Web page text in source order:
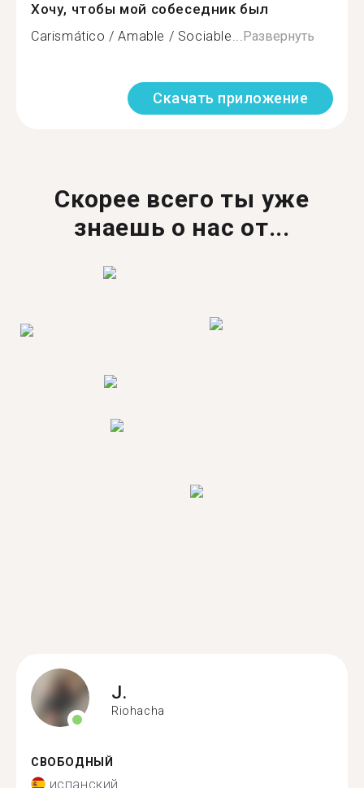
Хочу, чтобы мой собеседник был
Carismático / Amable / Sociable...Развернуть
Скачать приложение
Скорее всего ты уже
знаешь о нас от...
J.
Riohacha
СВОБОДНЫЙ
испанский